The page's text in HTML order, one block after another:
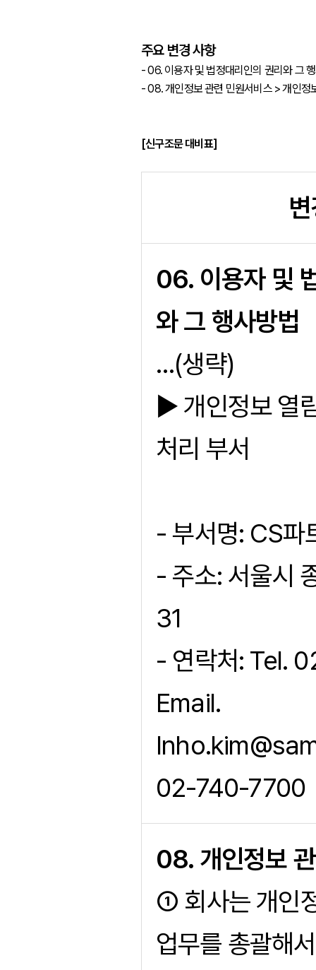
주요 변경 사항
- 06. 이용자 및 법정대리인의 권리와 그
- 08. 개인정보 관련 민원서비스 > 개인정
[신구조문 대비표]
06. 이용자 및
와 그 행사방법
…(생략)
▶ 개인정보 열
처리 부서
- 부서명: CS파
- 주소: 서울시
31
- 연락처: Tel.
Email.
02-740-7700
08. 개인정보
① 회사는 개인
업무를 총괄해